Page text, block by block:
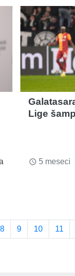
Lige
access_time 5 meseci
8 9 10 11